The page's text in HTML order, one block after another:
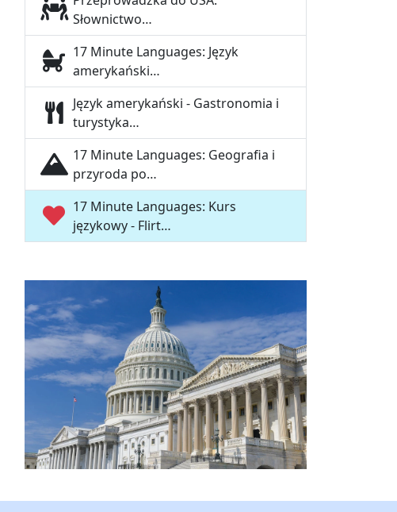
Słownictwo…
17 Minute Languages: Język
amerykański…
Język amerykański - Gastronomia i
turystyka…
17 Minute Languages: Geografia i
przyroda po…
17 Minute Languages: Kurs
językowy - Flirt…